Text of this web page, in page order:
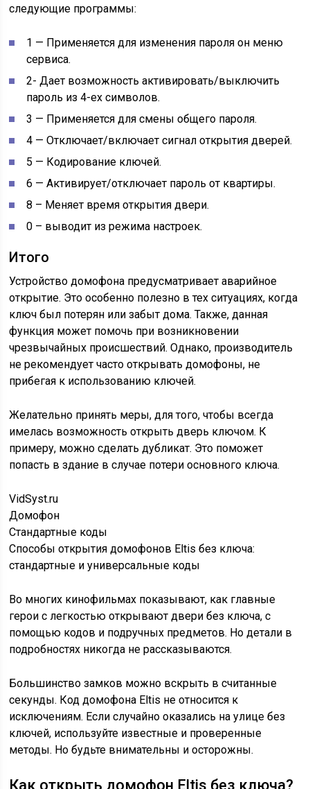
следующие программы:
1 — Применяется для изменения пароля он меню
сервиса.
2- Дает возможность активировать/выключить
пароль из 4-ех символов.
3 — Применяется для смены общего пароля.
4 — Отключает/включает сигнал открытия дверей.
5 — Кодирование ключей.
6 — Активирует/отключает пароль от квартиры.
8 – Меняет время открытия двери.
0 – выводит из режима настроек.
Итого
Устройство домофона предусматривает аварийное
открытие. Это особенно полезно в тех ситуациях, когда
ключ был потерян или забыт дома. Также, данная
функция может помочь при возникновении
чрезвычайных происшествий. Однако, производитель
не рекомендует часто открывать домофоны, не
прибегая к использованию ключей.
Желательно принять меры, для того, чтобы всегда
имелась возможность открыть дверь ключом. К
примеру, можно сделать дубликат. Это поможет
попасть в здание в случае потери основного ключа.
VidSyst.ru
Домофон
Стандартные коды
Способы открытия домофонов Eltis без ключа:
стандартные и универсальные коды
Во многих кинофильмах показывают, как главные
герои с легкостью открывают двери без ключа, с
помощью кодов и подручных предметов. Но детали в
подробностях никогда не рассказываются.
Большинство замков можно вскрыть в считанные
секунды. Код домофона Eltis не относится к
исключениям. Если случайно оказались на улице без
ключей, используйте известные и проверенные
методы. Но будьте внимательны и осторожны.
Как открыть домофон Eltis без ключа?